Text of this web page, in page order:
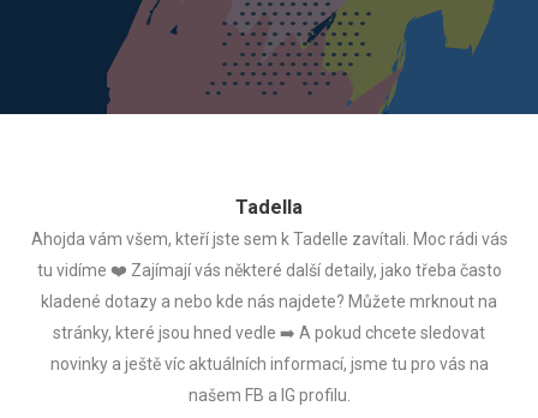
Tadella
Ahojda vám všem, kteří jste sem k Tadelle zavítali. Moc rádi vás
tu vidíme ❤️ Zajímají vás některé další detaily, jako třeba často
kladené dotazy a nebo kde nás najdete? Můžete mrknout na
stránky, které jsou hned vedle ➡️ A pokud chcete sledovat
novinky a ještě víc aktuálních informací, jsme tu pro vás na
našem FB a IG profilu.